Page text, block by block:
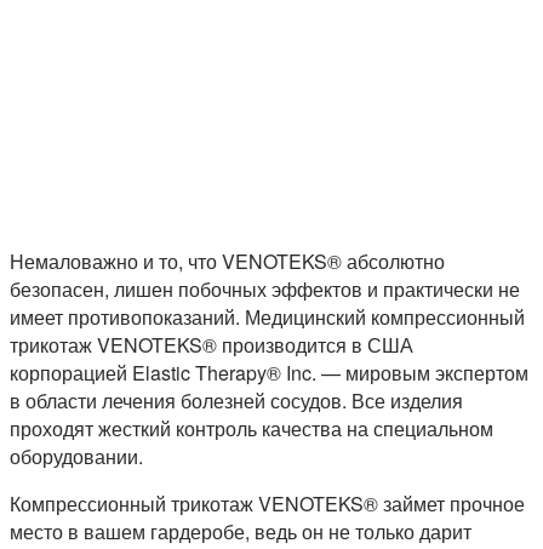
Немаловажно и то, что VENOTEKS® абсолютно
безопасен, лишен побочных эффектов и практически не
имеет противопоказаний. Медицинский компрессионный
трикотаж VENOTEKS® производится в США
корпорацией Elastic Therapy® Inc. — мировым экспертом
в области лечения болезней сосудов. Все изделия
проходят жесткий контроль качества на специальном
оборудовании.
Компрессионный трикотаж VENOTEKS® займет прочное
место в вашем гардеробе, ведь он не только дарит